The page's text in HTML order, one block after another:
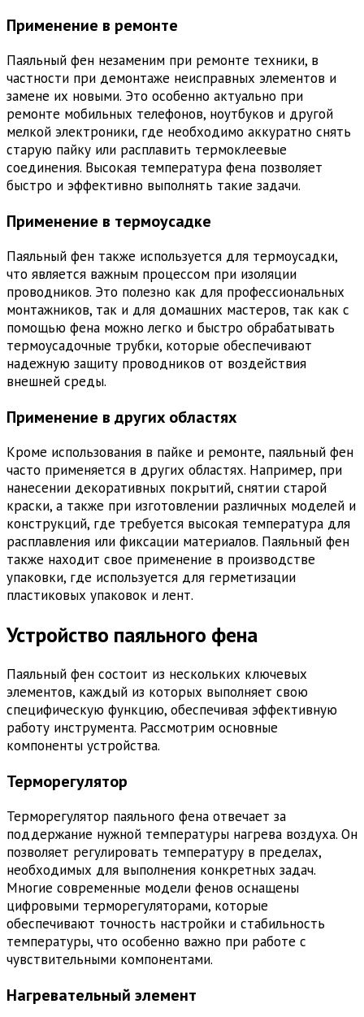
Применение в ремонте
Паяльный фен незаменим при ремонте техники, в
частности при демонтаже неисправных элементов и
замене их новыми. Это особенно актуально при
ремонте мобильных телефонов, ноутбуков и другой
мелкой электроники, где необходимо аккуратно снять
старую пайку или расплавить термоклеевые
соединения. Высокая температура фена позволяет
быстро и эффективно выполнять такие задачи.
Применение в термоусадке
Паяльный фен также используется для термоусадки,
что является важным процессом при изоляции
проводников. Это полезно как для профессиональных
монтажников, так и для домашних мастеров, так как с
помощью фена можно легко и быстро обрабатывать
термоусадочные трубки, которые обеспечивают
надежную защиту проводников от воздействия
внешней среды.
Применение в других областях
Кроме использования в пайке и ремонте, паяльный фен
часто применяется в других областях. Например, при
нанесении декоративных покрытий, снятии старой
краски, а также при изготовлении различных моделей и
конструкций, где требуется высокая температура для
расплавления или фиксации материалов. Паяльный фен
также находит свое применение в производстве
упаковки, где используется для герметизации
пластиковых упаковок и лент.
Устройство паяльного фена
Паяльный фен состоит из нескольких ключевых
элементов, каждый из которых выполняет свою
специфическую функцию, обеспечивая эффективную
работу инструмента. Рассмотрим основные
компоненты устройства.
Терморегулятор
Терморегулятор паяльного фена отвечает за
поддержание нужной температуры нагрева воздуха. Он
позволяет регулировать температуру в пределах,
необходимых для выполнения конкретных задач.
Многие современные модели фенов оснащены
цифровыми терморегуляторами, которые
обеспечивают точность настройки и стабильность
температуры, что особенно важно при работе с
чувствительными компонентами.
Нагревательный элемент